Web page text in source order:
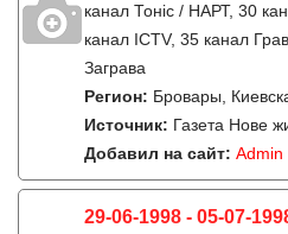
канал Тонiс / НАРТ, 30
канал ICTV, 35 канал
Заграва
Регион: Бровары,
Источник: Газета Нове
Добавил на сайт: Admin
29-06-1998 - 05-07-